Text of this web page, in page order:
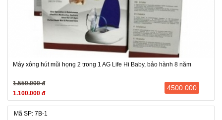
Máy xông hút mũi họng 2 trong 1 AG Life Hi Baby, bảo hành 8 năm
1.550.000 đ
1.100.000 đ
4500.000
Mã SP: 7B-1